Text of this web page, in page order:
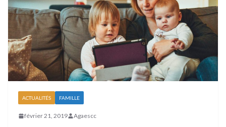
ACTUALITÉS FAMILLE
février 21, 2019 Agaescc